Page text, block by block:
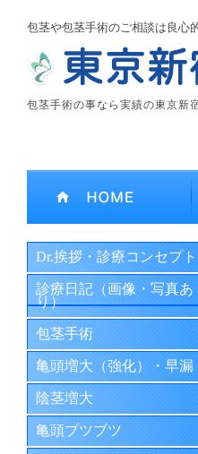
包茎や包茎手術のご相談は良心
包茎手術の事なら実績の東京新
Dr.挨拶・診療コンセプト
診療日記（画像・写真あ
り）
包茎手術
亀頭増大（強化）・早漏
陰茎増大
亀頭ブツブツ